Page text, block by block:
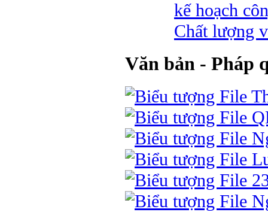
kế hoạch
Chất lượng
Văn bản - Pháp